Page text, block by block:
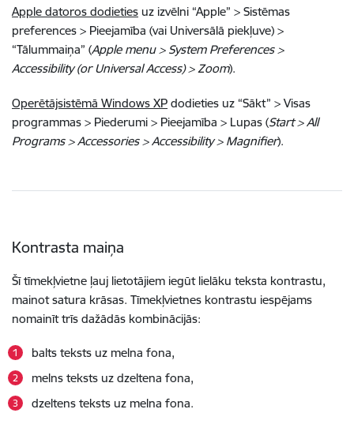
Apple datoros dodieties uz izvēlni “Apple” > Sistēmas
preferences > Pieejamība (vai Universālā piekļuve) >
“Tālummaiņa” (Apple menu > System Preferences >
Accessibility (or Universal Access) > Zoom).
Operētājsistēmā Windows XP dodieties uz “Sākt” > Visas
programmas > Piederumi > Pieejamība > Lupas (Start > All
Programs > Accessories > Accessibility > Magnifier).
Kontrasta maiņa
Šī tīmekļvietne ļauj lietotājiem iegūt lielāku teksta kontrastu,
mainot satura krāsas. Tīmekļvietnes kontrastu iespējams
nomainīt trīs dažādās kombinācijās:
balts teksts uz melna fona,
melns teksts uz dzeltena fona,
dzeltens teksts uz melna fona.